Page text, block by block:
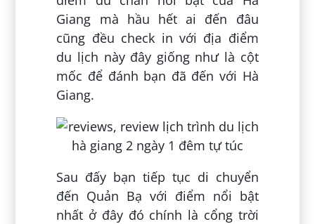
Giang mà hầu hết ai đến đâu
cũng đều check in với địa điểm
du lịch này đây giống như là cột
mốc để đánh bạn đã đến với Hà
Giang.
Sau đấy bạn tiếp tục di chuyển
đến Quản Bạ với điểm nổi bật
nhất ở đây đó chính là cổng trời